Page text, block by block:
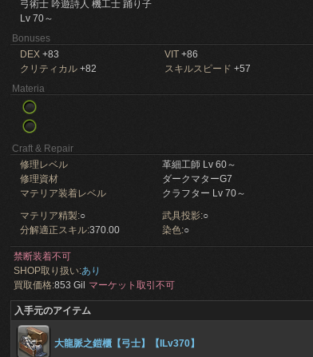
弓術士 吟遊詩人 機工士 踊り子
Lv 70～
Bonuses
DEX +83 VIT +86
クリティカル +82 スキルスピード +57
Materia
Craft & Repair
修理レベル
革細工師 Lv 60～
修理資材
ダークマターG7
マテリア装着レベル
クラフター Lv 70～
マテリア精製:○ 武具投影:○
分解適正スキル:370.00 染色:○
禁断装着不可
SHOP取り扱い:あり
買取価格:853 Gil マーケット取引不可
入手元のアイテム
大龍脈之鎧櫃【弓士】【ILv370】